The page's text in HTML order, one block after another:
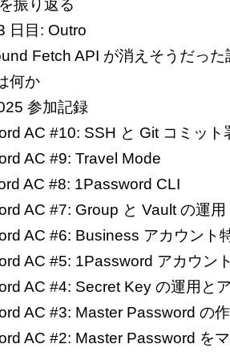
振り返る
日目: Outro
Fetch API が消えそうだった
何か
参加記録
AC #10: SSH と Git コミット
AC #9: Travel Mode
AC #8: 1Password CLI
AC #7: Group と Vault の運用
AC #6: Business アカウント
AC #5: 1Password アカウン
AC #4: Secret Key の運用と
AC #3: Master Password の
AC #2: Master Password を